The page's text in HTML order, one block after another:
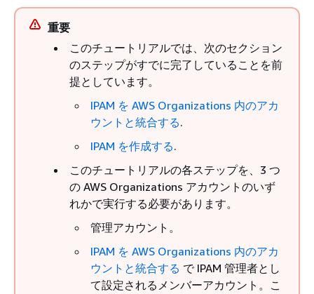
重要
このチュートリアルでは、次のセクション
のステップがすでに完了していることを前
提としています。
IPAM を AWS Organizations 内のアカ
ウントと統合する.
IPAM を作成する.
このチュートリアルの各ステップを、3 つ
の AWS Organizations アカウントのいず
れかで実行する必要があります。
管理アカウント。
IPAM を AWS Organizations 内のアカ
ウントと統合する で IPAM 管理者とし
て設定されるメンバーアカウント。こ